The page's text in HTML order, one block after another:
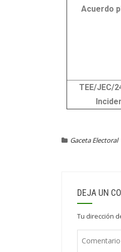
Acuerdo
TEE/JEC/
Gaceta Electoral
DEJA UN
Tu dirección